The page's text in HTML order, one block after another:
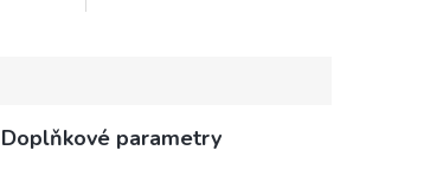
Doplňkové parametry